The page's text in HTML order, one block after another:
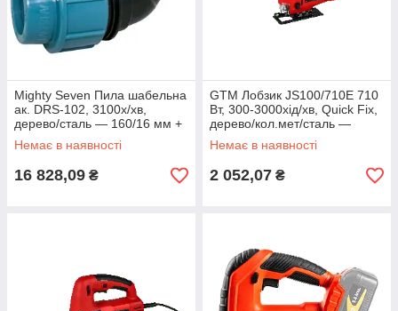
Mighty Seven Пила шабельна
ак. DRS-102, 3100х/хв,
дерево/сталь — 160/16 мм +
акум.5Аг-2шт, зарядний
пристрій,
Немає в наявності
16 828,09 ₴
GTM Лобзик JS100/710E 710
Вт, 300-3000хід/хв, Quick Fix,
дерево/кол.мет/сталь —
100/20/10 мм
Немає в наявності
2 052,07 ₴